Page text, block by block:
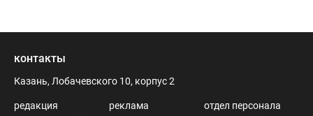
контакты
Казань, Лобачевского 10, корпус 2
редакция
реклама
отдел персонала